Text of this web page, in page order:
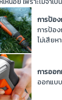
การป้อ
การป้อ
ไม่เสีย
การออ
ออกแบ